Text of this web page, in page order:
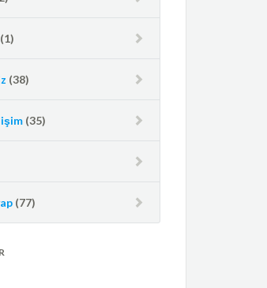
(1)
(38)
(35)
(77)